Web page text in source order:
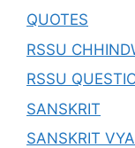
QUOTES
RSSU
RSSU
SANSKRIT
SANSKRIT